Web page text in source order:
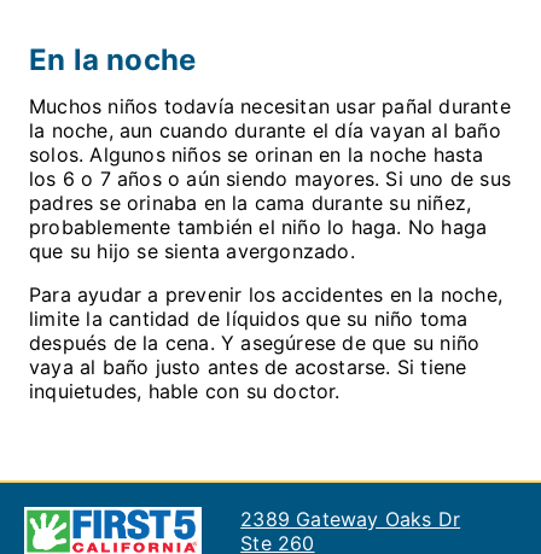
En la noche
Muchos niños todavía necesitan usar pañal durante
la noche, aun cuando durante el día vayan al baño
solos. Algunos niños se orinan en la noche hasta
los 6 o 7 años o aún siendo mayores. Si uno de sus
padres se orinaba en la cama durante su niñez,
probablemente también el niño lo haga. No haga
que su hijo se sienta avergonzado.
Para ayudar a prevenir los accidentes en la noche,
limite la cantidad de líquidos que su niño toma
después de la cena. Y asegúrese de que su niño
vaya al baño justo antes de acostarse. Si tiene
inquietudes, hable con su doctor.
2389 Gateway Oaks Dr
Ste 260